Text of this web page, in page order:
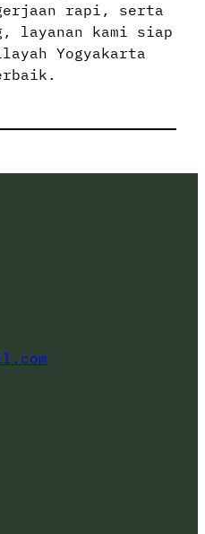
rapi, serta
layanan kami siap
Yogyakarta